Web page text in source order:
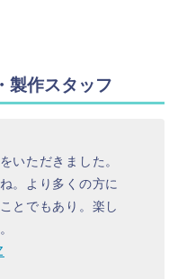
製作スタッフ
いただきました。
。より多くの方に
とでもあり。楽し